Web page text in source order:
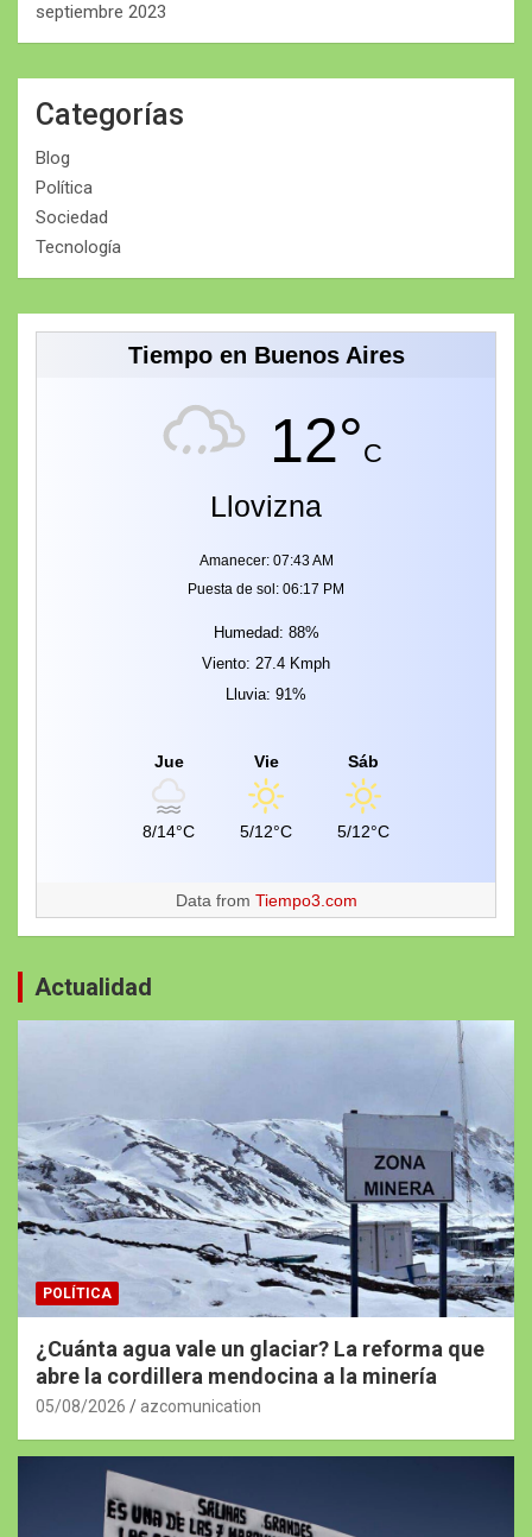
septiembre 2023
Categorías
Blog
Política
Sociedad
Tecnología
Tiempo en Buenos Aires
12°C
Llovizna
Amanecer: 07:43 AM
Puesta de sol: 06:17 PM
Humedad: 88%
Viento: 27.4 Kmph
Lluvia: 91%
Jue
8/14°C
Vie
5/12°C
Sáb
5/12°C
Data from Tiempo3.com
Actualidad
POLÍTICA
¿Cuánta agua vale un glaciar? La reforma que
abre la cordillera mendocina a la minería
05/08/2026 azcomunication